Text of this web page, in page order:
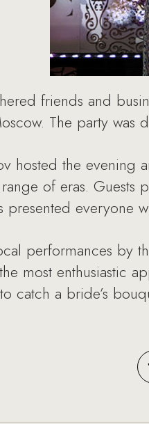
friends and
The party
hosted the evening
of eras.
everyone
performances by
most enthusiastic
catch a bride’s